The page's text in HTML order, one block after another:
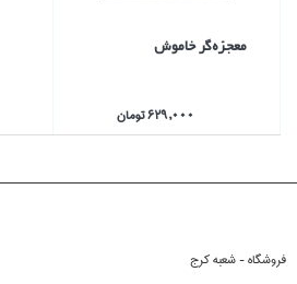
معجزه‌گر خاموش
629,000 تومان
فروشگاه - شعبه کرج